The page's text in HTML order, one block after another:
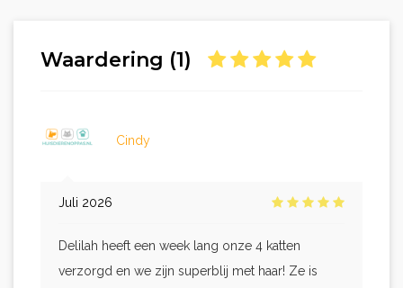
Waardering (1)
Cindy
Juli 2026
Delilah heeft een week lang onze 4 katten
verzorgd en we zijn superblij met haar! Ze is